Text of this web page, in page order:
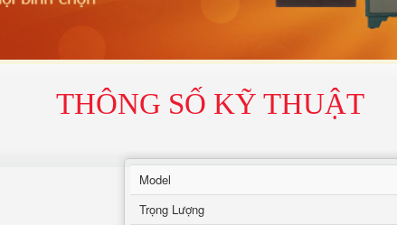
THÔNG SỐ KỸ THUẬT
Model
Trọng Lượng